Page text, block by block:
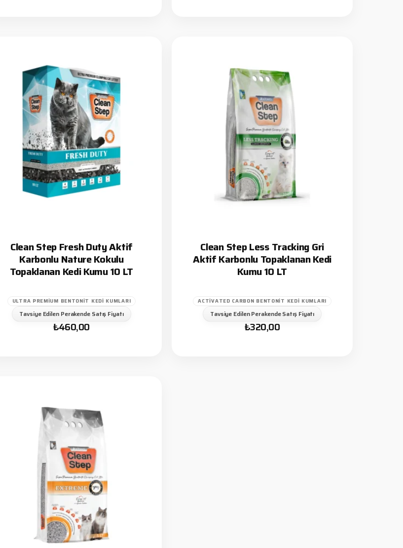
Clean Step Fresh Duty Aktif
Karbonlu Nature Kokulu
Topaklanan Kedi Kumu 10 LT
ULTRA PREMIUM BENTONIT KEDI KUMLARI
Tavsiye Edilen Perakende Satış Fiyatı
₺460,00
Clean Step Less Tracking Gri
Aktif Karbonlu Topaklanan Kedi
Kumu 10 LT
ACTIVATED CARBON BENTONIT KEDI KUMLARI
Tavsiye Edilen Perakende Satış Fiyatı
₺320,00